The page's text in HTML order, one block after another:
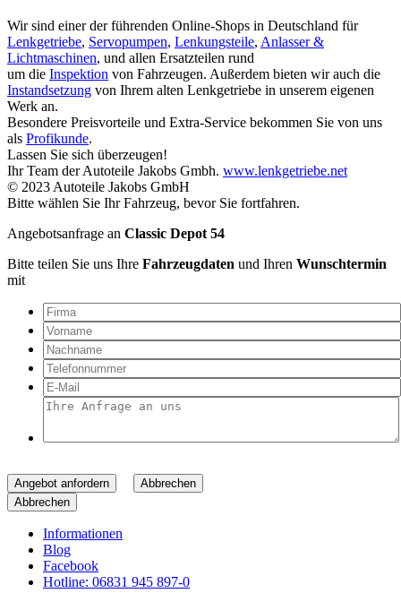
Wir sind einer der führenden Online-Shops in Deutschland für
Lenkgetriebe, Servopumpen, Lenkungsteile, Anlasser &
Lichtmaschinen, und allen Ersatzteilen rund
um die Inspektion von Fahrzeugen. Außerdem bieten wir auch die
Instandsetzung von Ihrem alten Lenkgetriebe in unserem eigenen
Werk an.
Besondere Preisvorteile und Extra-Service bekommen Sie von uns
als Profikunde.
Lassen Sie sich überzeugen!
Ihr Team der Autoteile Jakobs Gmbh. www.lenkgetriebe.net
© 2023 Autoteile Jakobs GmbH
Bitte wählen Sie Ihr Fahrzeug, bevor Sie fortfahren.
Angebotsanfrage an Classic Depot 54
Bitte teilen Sie uns Ihre Fahrzeugdaten und Ihren Wunschtermin
mit
Angebot anfordern
Abbrechen
Abbrechen
Informationen
Blog
Facebook
Hotline: 06831 945 897-0